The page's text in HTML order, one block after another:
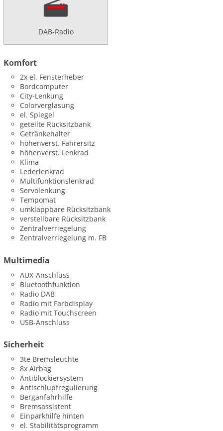
DAB-Radio
Komfort
2x el. Fensterheber
Bordcomputer
City-Lenkung
Colorverglasung
el. Spiegel
geteilte Rücksitzbank
Getränkehalter
höhenverst. Fahrersitz
höhenverst. Lenkrad
Klima
Lederlenkrad
Multifunktionslenkrad
Servolenkung
Tempomat
umklappbare Rücksitzbank
verstellbare Rücksitzbank
Zentralverriegelung
Zentralverriegelung m. FB
Multimedia
AUX-Anschluss
Bluetoothfunktion
Radio DAB
Radio mit Farbdisplay
Radio mit Touchscreen
USB-Anschluss
Sicherheit
3te Bremsleuchte
8x Airbag
Antiblockiersystem
Antischlupfregulierung
Berganfahrhilfe
Bremsassistent
Einparkhilfe hinten
el. Stabilitätsprogramm